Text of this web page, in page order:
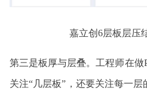
嘉立创6层板层压
第三是板厚与层叠。工程师在做
关注“几层板”，还要关注每一